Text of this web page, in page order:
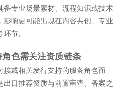
备专业场景素材、流程知识或技术
影响更可能出现在内容共创、专业
节。
色需关注资质链条
接或相关发行支持的服务角色而
出口推荐资质与前置审查、备案之